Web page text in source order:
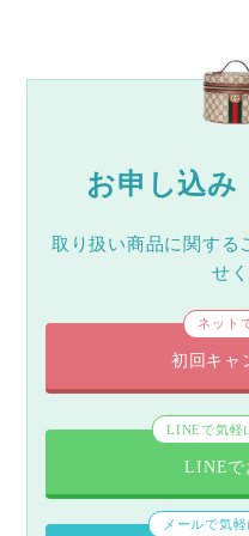
お申し込み
取り扱い商品に関する
せ
ネット
初回キャ
LINEで気軽
LINEで
メールで気